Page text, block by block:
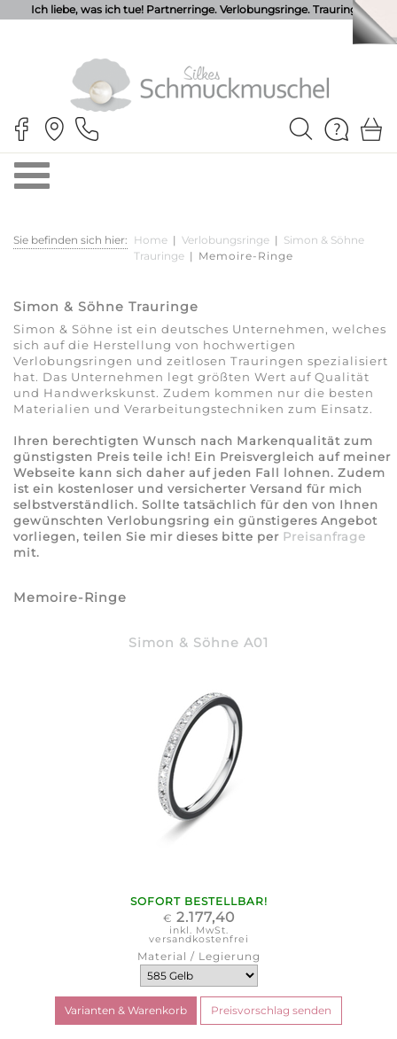
Ich liebe, was ich tue! Partnerringe. Verlobungsringe. Trauringe.
Sie befinden sich hier: Home | Verlobungsringe | Simon & Söhne
Trauringe | Memoire-Ringe
Simon & Söhne Trauringe
Simon & Söhne ist ein deutsches Unternehmen, welches
sich auf die Herstellung von hochwertigen
Verlobungsringen und zeitlosen Trauringen spezialisiert
hat. Das Unternehmen legt größten Wert auf Qualität
und Handwerkskunst. Zudem kommen nur die besten
Materialien und Verarbeitungstechniken zum Einsatz.
Ihren berechtigten Wunsch nach Markenqualität zum
günstigsten Preis teile ich! Ein Preisvergleich auf meiner
Webseite kann sich daher auf jeden Fall lohnen. Zudem
ist ein kostenloser und versicherter Versand für mich
selbstverständlich. Sollte tatsächlich für den von Ihnen
gewünschten Verlobungsring ein günstigeres Angebot
vorliegen, teilen Sie mir dieses bitte per Preisanfrage
mit.
Memoire-Ringe
Simon & Söhne A01
SOFORT BESTELLBAR!
€ 2.177,40
inkl. MwSt.
versandkostenfrei
Material / Legierung